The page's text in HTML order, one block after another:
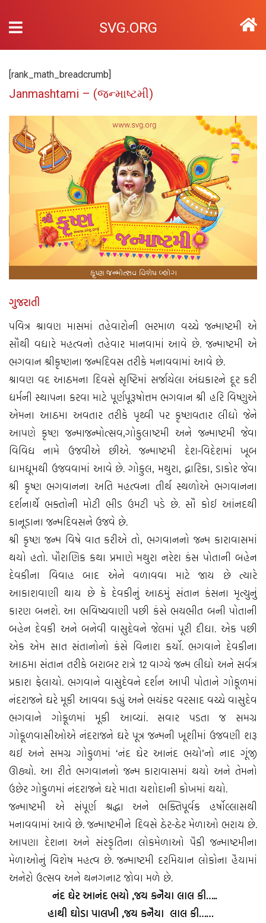
SVG.ORG
[rank_math_breadcrumb]
Janmashtami – (જન્માષ્ટમી)
ગુજરાતી
પવિત્ર શ્રાવણ માસમાં તહેવારોની ભરમાળ વચ્ચે જન્માષ્ટમી એ
સૌથી વધારે મહત્વનો તહેવાર માનવામાં આવે છે. જન્માષ્ટમી એ
ભગવાન શ્રીકૃષ્ણના જન્મદિવસ તરીકે મનાવવામાં આવે છે.
શ્રાવણ વદ આઠમના દિવસે સૃષ્ટિમાં સર્જાયેલા અંધકારને દૂર કરી
ધર્મની સ્થાપના કરવા માટે પૂર્ણપૂરૂષોત્તમ ભગવાન શ્રી હરિ વિષ્ણુએ
એમના આઠમા અવતાર તરીકે પૃથ્વી પર કૃષ્ણવતાર લીધો જેને
આપણે કૃષ્ણ જન્માજન્મોત્સવ,ગોકુલાષ્ટમી અને જન્માષ્ટમી જેવા
વિવિધ નામે ઉજવીએ છીએ. જન્માષ્ટમી દેશ-વિદેશમાં ખૂબ
ધામધૂમથી ઉજવવામાં આવે છે. ગોકુલ, મથુરા, દ્વારિકા, ડાકોર જેવા
શ્રી કૃષ્ણ ભગવાનના અતિ મહત્વના તીર્થ સ્થળોએ ભગવાનના
દર્શનાર્થે ભક્તોની મોટી ભીડ ઉમટી પડે છે. સૌ કોઈ આંનદથી
કાનૂડાના જન્મદિવસને ઉજવે છે.
શ્રી કૃષ્ણ જન્મ વિષે વાત કરીએ તો, ભગવાનનો જન્મ કારાવાસમાં
થયો હતો. પૌરાણિક કથા પ્રમાણે મથુરા નરેશ કંસ પોતાની બહેન
દેવકીના વિવાહ બાદ એને વળાવવા માટે જાય છે ત્યારે
આકાશવાણી થાય છે કે દેવકીનું આઠમું સંતાન કંસના મૃત્યુનું
કારણ બનશે. આ ભવિષ્યવાણી પછી કંસે ભયભીત બની પોતાની
બહેન દેવકી અને બનેવી વાસુદેવને જેલમાં પૂરી દીધા. એક પછી
એક એમ સાત સંતાનોનો કંસે વિનાશ કર્યો. ભગવાને દેવકીના
આઠમા સંતાન તરીકે બરાબર રાત્રે 12 વાગ્યે જન્મ લીધો અને સર્વત્ર
પ્રકાશ ફેલાયો. ભગવાને વાસુદેવને દર્શન આપી પોતાને ગોકૂળમાં
નંદરાજને ઘરે મૂકી આવવા કહ્યું અને ભયંકર વરસાદ વચ્ચે વાસુદેવ
ભગવાને ગોકૂળમાં મૂકી આવ્યાં. સવાર પડતા જ સમગ્ર
ગોકૂળવાસીઓએ નંદરાજને ઘરે પૂત્ર જન્મની ખૂશીમાં ઉજવણી શરૂ
થઈ અને સમગ્ર ગોકુળમાં ‘નંદ ઘેર આનંદ ભયો’નો નાદ ગૂંજી
ઊઠ્યો. આ રીતે ભગવાનનો જન્મ કારાવાસમાં થયો અને તેમનો
ઉછેર ગોકુળમાં નંદરાજને ઘરે માતા યશોદાની કોખમાં થયો.
જન્માષ્ટમી એ સંપૂર્ણ શ્રદ્ધા અને ભક્તિપૂર્વક હર્ષોલ્લાસથી
મનાવવામાં આવે છે. જન્માષ્ટમીને દિવસે ઠેર-ઠેર મેળાઓ ભરાય છે.
આપણા દેશના અને સંસ્કૃતિના લોકમેળાઓ પૈકી જન્માષ્ટમીના
મેળાઓનું વિશેષ મહત્વ છે. જન્માષ્ટમી દરમિયાન લોકોના હૈયામાં
અનેરો ઉત્સવ અને થનગનાટ જોવા મળે છે.
નંદ ઘેર આનંદ ભયો ,જય કનૈયા લાલ કી…..
હાથી ઘોડા પાલખી ,જય કનૈયા લાલ કી……